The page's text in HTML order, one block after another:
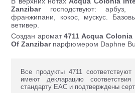
Zanzibarгосподствуют:
франжипани, кокос, мускус.
ветивер.
Создан аромат4711 Acqua
Of Zanzibarпарфюмером Daphne
Все продукты 4711 соответствуют
имеют декларацию
стандарту ЕАС и подтверждены